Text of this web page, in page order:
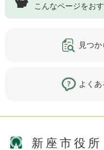
こんなページをお
見つ
よく
新座市役所